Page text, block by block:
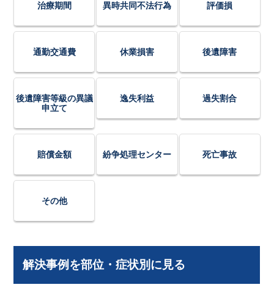
治療期間 異時共同不法行為 評価損
通勤交通費 休業損害 後遺障害
後遺障害等級の異議
申立て
逸失利益 過失割合
賠償金額 紛争処理センター 死亡事故
その他
解決事例を部位・症状別に見る